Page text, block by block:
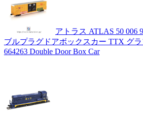
アトラス ATLAS 50 006
ブルプラグドアボックスカー TTX グ
664263 Double Door Box Car